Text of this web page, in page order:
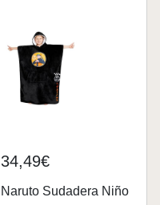
34,49€
Naruto Sudadera Niño